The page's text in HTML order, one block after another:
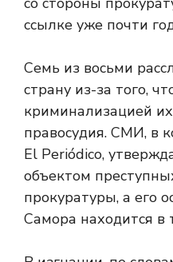
ссылке уже почти
Семь из восьми
страну из-за того,
криминализацией
правосудия. СМИ, в
El Periódico,
объектом
прокуратуры, а его
Самора находится в